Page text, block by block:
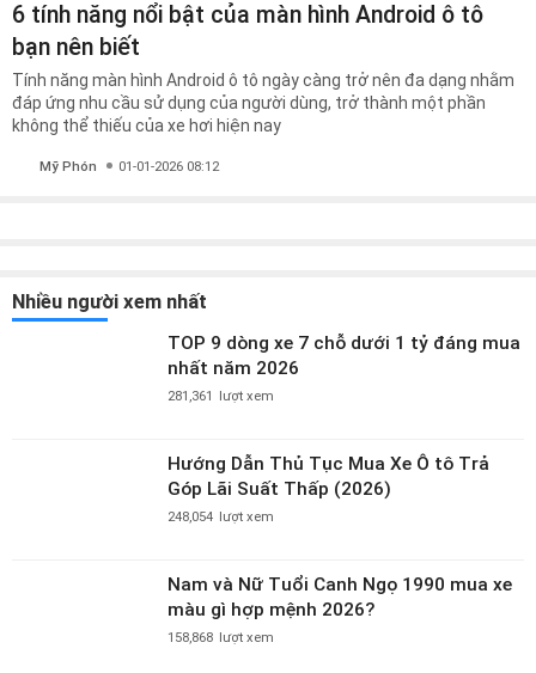
6 tính năng nổi bật của màn hình Android ô tô
bạn nên biết
Tính năng màn hình Android ô tô ngày càng trở nên đa dạng nhằm
đáp ứng nhu cầu sử dụng của người dùng, trở thành một phần
không thể thiếu của xe hơi hiện nay
Mỹ Phón 01-01-2026 08:12
Nhiều người xem nhất
TOP 9 dòng xe 7 chỗ dưới 1 tỷ đáng mua
nhất năm 2026
281,361 lượt xem
Hướng Dẫn Thủ Tục Mua Xe Ô tô Trả
Góp Lãi Suất Thấp (2026)
248,054 lượt xem
Nam và Nữ Tuổi Canh Ngọ 1990 mua xe
màu gì hợp mệnh 2026?
158,868 lượt xem